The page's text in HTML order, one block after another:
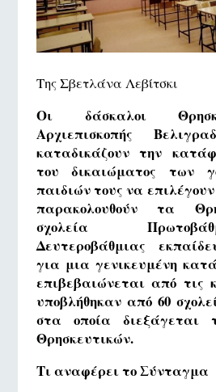
Της Σβετλάνα Λεβίτσκι
Οι δάσκαλοι
Αρχιεπισκοπής
καταδικάζουν την
του δικαιώματος των
παιδιών τους να
παρακολουθούν τα
σχολεία
Δευτεροβάθμιας
για μια γενικευμένη
επιβεβαιώνεται από τις
υποβλήθηκαν από 60
στα οποία
Θρησκευτικών.
Τι αναφέρει το Σύνταγμα